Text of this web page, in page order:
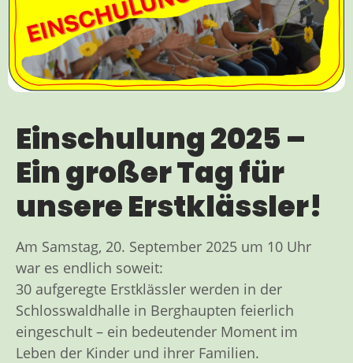
Einschulung 2025 –
Ein großer Tag für
unsere Erstklässler!
Am Samstag, 20. September 2025 um 10 Uhr
war es endlich soweit:
30 aufgeregte Erstklässler werden in der
Schlosswaldhalle in Berghaupten feierlich
eingeschult – ein bedeutender Moment im
Leben der Kinder und ihrer Familien.